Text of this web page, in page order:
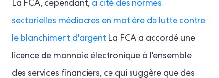
La FCA, cependant, a cité des normes
sectorielles médiocres en matière de lutte contre
le blanchiment d'argent La FCA a accordé une
licence de monnaie électronique à l'ensemble
des services financiers, ce qui suggère que des